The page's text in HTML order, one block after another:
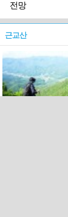
전망
근교산